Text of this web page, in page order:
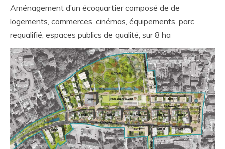
Aménagement d’un écoquartier composé de de
logements, commerces, cinémas, équipements, parc
requalifié, espaces publics de qualité, sur 8 ha